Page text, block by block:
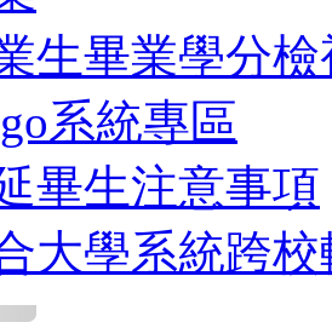
生畢業學分
系統專區
畢生注意事項
大學系統跨